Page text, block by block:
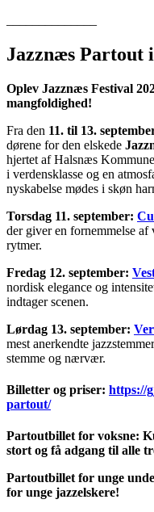
Jazznæs Partout
Oplev Jazznæs Festival
mangfoldighed!
Fra den 11. til 13.
dørene for den elskede
hjertet af Halsnæs
i verdensklasse og en
nyskabelse mødes i skøn
Torsdag 11. september:
der giver en fornemmelse af
rytmer.
Fredag 12. september:
nordisk elegance og
indtager scenen.
Lørdag 13. september:
mest anerkendte
stemme og nærvær.
Billetter og priser: https://
partout/
Partoutbillet for voksne:
stort og få adgang til alle
Partoutbillet for unge
for unge jazzelskere!